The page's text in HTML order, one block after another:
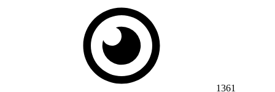
1361